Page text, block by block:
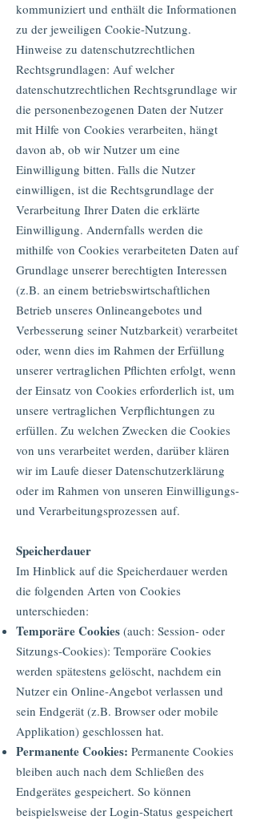
kommuniziert und enthält die Informationen
zu der jeweiligen Cookie-Nutzung.
Hinweise zu datenschutzrechtlichen
Rechtsgrundlagen: Auf welcher
datenschutzrechtlichen Rechtsgrundlage wir
die personenbezogenen Daten der Nutzer
mit Hilfe von Cookies verarbeiten, hängt
davon ab, ob wir Nutzer um eine
Einwilligung bitten. Falls die Nutzer
einwilligen, ist die Rechtsgrundlage der
Verarbeitung Ihrer Daten die erklärte
Einwilligung. Andernfalls werden die
mithilfe von Cookies verarbeiteten Daten auf
Grundlage unserer berechtigten Interessen
(z.B. an einem betriebswirtschaftlichen
Betrieb unseres Onlineangebotes und
Verbesserung seiner Nutzbarkeit) verarbeitet
oder, wenn dies im Rahmen der Erfüllung
unserer vertraglichen Pflichten erfolgt, wenn
der Einsatz von Cookies erforderlich ist, um
unsere vertraglichen Verpflichtungen zu
erfüllen. Zu welchen Zwecken die Cookies
von uns verarbeitet werden, darüber klären
wir im Laufe dieser Datenschutzerklärung
oder im Rahmen von unseren Einwilligungs-
und Verarbeitungsprozessen auf.
Speicherdauer
Im Hinblick auf die Speicherdauer werden
die folgenden Arten von Cookies
unterschieden:
Temporäre Cookies (auch: Session- oder
Sitzungs-Cookies): Temporäre Cookies
werden spätestens gelöscht, nachdem ein
Nutzer ein Online-Angebot verlassen und
sein Endgerät (z.B. Browser oder mobile
Applikation) geschlossen hat.
Permanente Cookies: Permanente Cookies
bleiben auch nach dem Schließen des
Endgerätes gespeichert. So können
beispielsweise der Login-Status gespeichert